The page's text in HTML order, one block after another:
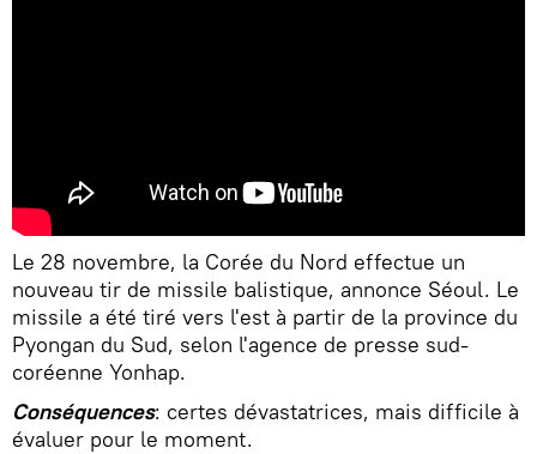
Le 28 novembre, la Corée du Nord effectue un
nouveau tir de missile balistique, annonce Séoul. Le
missile a été tiré vers l'est à partir de la province du
Pyongan du Sud, selon l'agence de presse sud-
coréenne Yonhap.
Conséquences: certes dévastatrices, mais difficile à
évaluer pour le moment.